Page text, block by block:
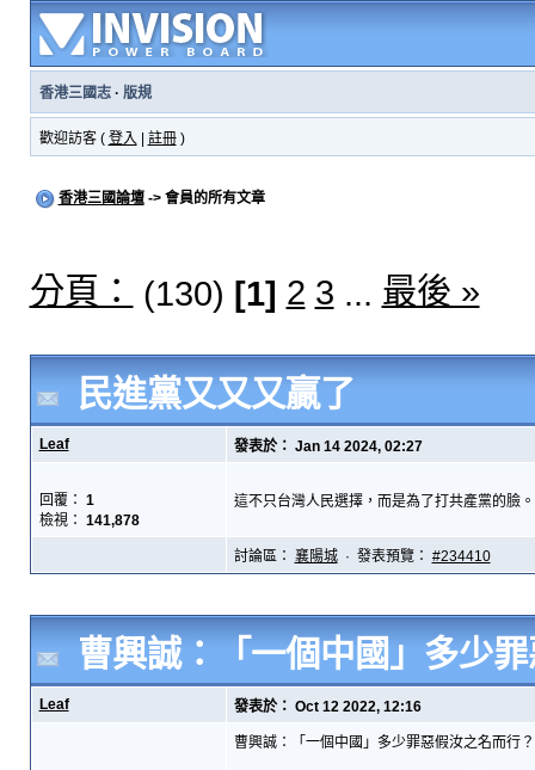
香港三國志· 版規
歡迎訪客 ( 登入 註冊)
香港三國論壇-> 會員的所有文章
分頁： (130) [1] 2 3 ... 最後 »
民進黨又又又贏了
Leaf 發表於： Jan 14 2024, 02:27
回覆： 1
檢視： 141,878
這不只台灣人民選擇，而是為了打共產黨的臉
討論區： 襄陽城· 發表預覽： #234410
曹興誠：「一個中國」多少
Leaf 發表於： Oct 12 2022, 12:16
曹興誠：「一個中國」多少罪惡假汝之名而行？